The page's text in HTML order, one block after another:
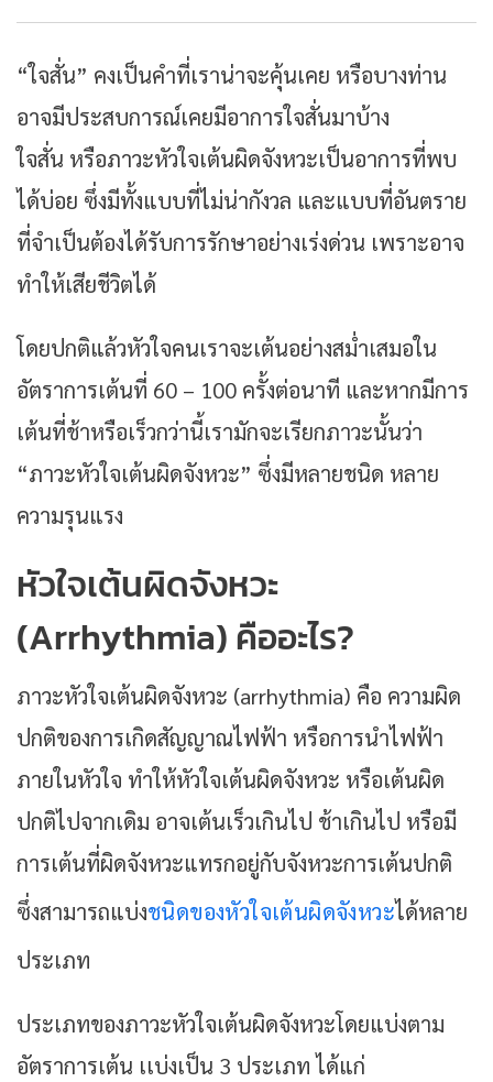
“ใจสั่น” คงเป็นคำที่เราน่าจะคุ้นเคย หรือบางท่าน
อาจมีประสบการณ์เคยมีอาการใจสั่นมาบ้าง
ใจสั่น หรือภาวะหัวใจเต้นผิดจังหวะเป็นอาการที่พบ
ได้บ่อย ซึ่งมีทั้งแบบที่ไม่น่ากังวล และแบบที่อันตราย
ที่จำเป็นต้องได้รับการรักษาอย่างเร่งด่วน เพราะอาจ
ทำให้เสียชีวิตได้
โดยปกติแล้วหัวใจคนเราจะเต้นอย่างสม่ำเสมอใน
อัตราการเต้นที่ 60 – 100 ครั้งต่อนาที และหากมีการ
เต้นที่ช้าหรือเร็วกว่านี้เรามักจะเรียกภาวะนั้นว่า
“ภาวะหัวใจเต้นผิดจังหวะ” ซึ่งมีหลายชนิด หลาย
ความรุนแรง
หัวใจเต้นผิดจังหวะ
(Arrhythmia) คืออะไร?
ภาวะหัวใจเต้นผิดจังหวะ (arrhythmia) คือ ความผิด
ปกติของการเกิดสัญญาณไฟฟ้า หรือการนำไฟฟ้า
ภายในหัวใจ ทำให้หัวใจเต้นผิดจังหวะ หรือเต้นผิด
ปกติไปจากเดิม อาจเต้นเร็วเกินไป ช้าเกินไป หรือมี
การเต้นที่ผิดจังหวะแทรกอยู่กับจังหวะการเต้นปกติ
ซึ่งสามารถแบ่งชนิดของหัวใจเต้นผิดจังหวะได้หลาย
ประเภท
ประเภทของภาวะหัวใจเต้นผิดจังหวะโดยแบ่งตาม
อัตราการเต้น เเบ่งเป็น 3 ประเภท ได้แก่